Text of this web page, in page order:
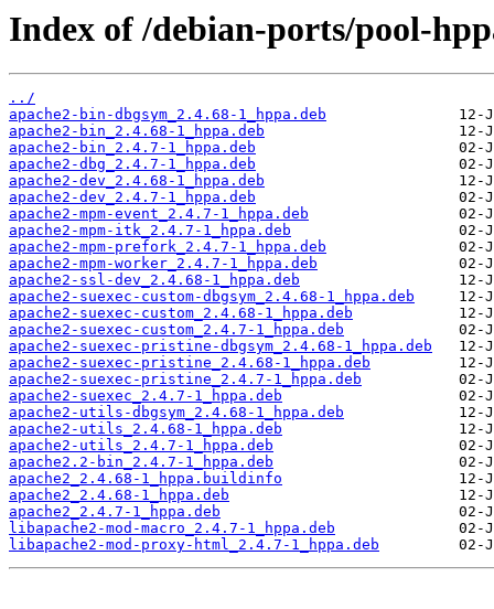
Index of /debian-ports/pool-
../
apache2-bin-dbgsym_2.4.68-1_hppa.deb
apache2-bin_2.4.68-1_hppa.deb
apache2-bin_2.4.7-1_hppa.deb
apache2-dbg_2.4.7-1_hppa.deb
apache2-dev_2.4.68-1_hppa.deb
apache2-dev_2.4.7-1_hppa.deb
apache2-mpm-event_2.4.7-1_hppa.deb
apache2-mpm-itk_2.4.7-1_hppa.deb
apache2-mpm-prefork_2.4.7-1_hppa.deb
apache2-mpm-worker_2.4.7-1_hppa.deb
apache2-ssl-dev_2.4.68-1_hppa.deb
apache2-suexec-custom-dbgsym_2.4.68-1_hppa.deb
apache2-suexec-custom_2.4.68-1_hppa.deb
apache2-suexec-custom_2.4.7-1_hppa.deb
apache2-suexec-pristine-dbgsym_2.4.68-1_hppa.deb
apache2-suexec-pristine_2.4.68-1_hppa.deb
apache2-suexec-pristine_2.4.7-1_hppa.deb
apache2-suexec_2.4.7-1_hppa.deb
apache2-utils-dbgsym_2.4.68-1_hppa.deb
apache2-utils_2.4.68-1_hppa.deb
apache2-utils_2.4.7-1_hppa.deb
apache2.2-bin_2.4.7-1_hppa.deb
apache2_2.4.68-1_hppa.buildinfo
apache2_2.4.68-1_hppa.deb
apache2_2.4.7-1_hppa.deb
libapache2-mod-macro_2.4.7-1_hppa.deb
libapache2-mod-proxy-html_2.4.7-1_hppa.deb